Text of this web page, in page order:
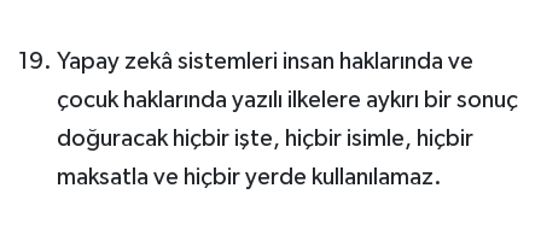
Yapay zekâ sistemleri insan haklarında ve
çocuk haklarında yazılı ilkelere aykırı bir sonuç
doğuracak hiçbir işte, hiçbir isimle, hiçbir
maksatla ve hiçbir yerde kullanılamaz.